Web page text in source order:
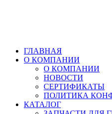
ГЛАВНАЯ
О КОМПАНИИ
О КОМПАНИИ
НОВОСТИ
СЕРТИФИКАТЫ
ПОЛИТИКА
КАТАЛОГ